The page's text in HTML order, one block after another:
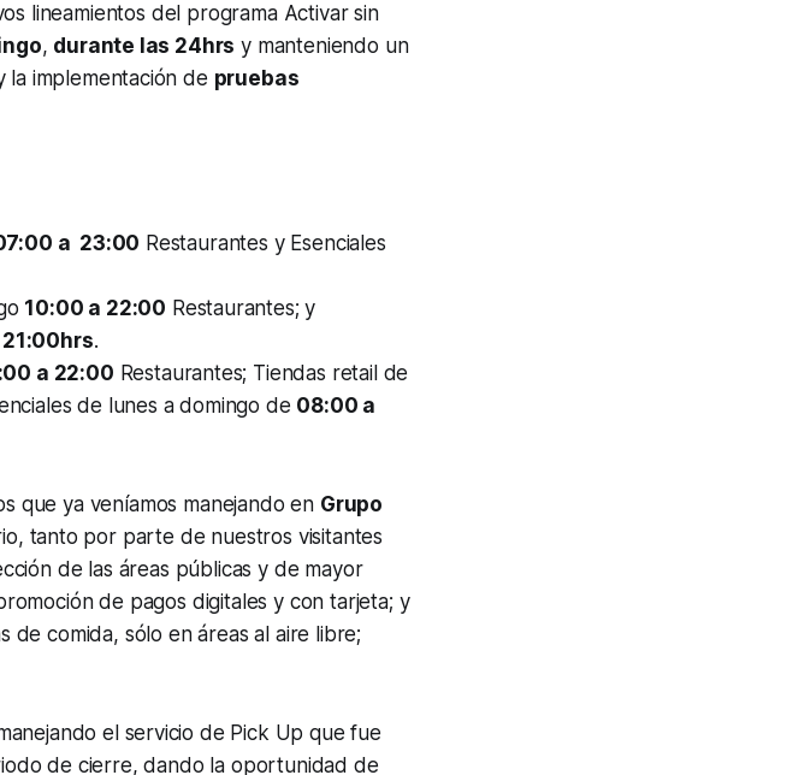
lineamientos del programa Activar sin
, durante las 24hrs y manteniendo un
la implementación de pruebas
a 23:00 Restaurantes y Esenciales
10:00 a 22:00 Restaurantes; y
.
a 22:00 Restaurantes; Tiendas retail de
de lunes a domingo de 08:00 a
que ya veníamos manejando en Grupo
tanto por parte de nuestros visitantes
de las áreas públicas y de mayor
de pagos digitales y con tarjeta; y
comida, sólo en áreas al aire libre;
el servicio de Pick Up que fue
de cierre, dando la oportunidad de